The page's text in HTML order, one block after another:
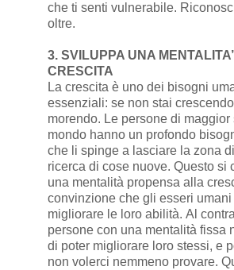
che ti senti vulnerabile.
oltre.
3. SVILUPPA UNA MENTALITA’
CRESCITA
La crescita è uno dei bisogni
essenziali: se non stai
morendo. Le persone di maggior
mondo hanno un profondo
che li spinge a lasciare la zona
ricerca di cose nuove. Questo si
una mentalità propensa alla
convinzione che gli esseri
migliorare le loro abilità. Al
persone con una mentalità fissa
di poter migliorare loro stessi, e
non volerci nemmeno provare.